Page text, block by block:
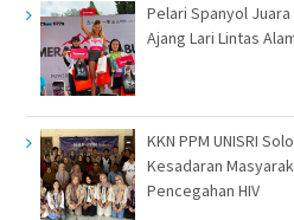
Pelari Spanyol Juara
Ajang Lari Lintas
KKN PPM UNISRI
Kesadaran
Pencegahan HIV